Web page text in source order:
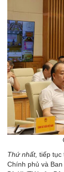
Thứ nhất, tiếp tục
Chính phủ và